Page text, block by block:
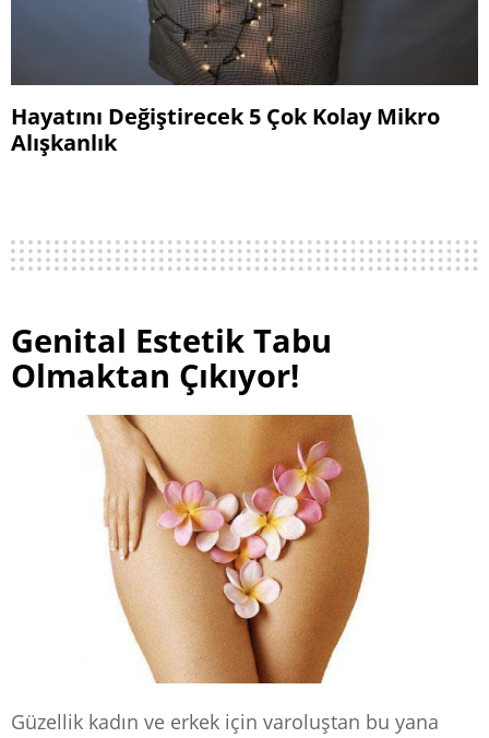
Hayatını Değiştirecek 5 Çok Kolay Mikro
Alışkanlık
Genital Estetik Tabu
Olmaktan Çıkıyor!
Güzellik kadın ve erkek için varoluştan bu yana